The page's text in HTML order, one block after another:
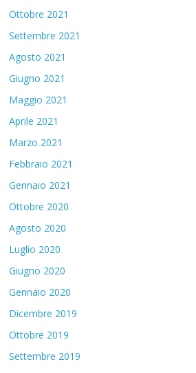
Ottobre 2021
Settembre 2021
Agosto 2021
Giugno 2021
Maggio 2021
Aprile 2021
Marzo 2021
Febbraio 2021
Gennaio 2021
Ottobre 2020
Agosto 2020
Luglio 2020
Giugno 2020
Gennaio 2020
Dicembre 2019
Ottobre 2019
Settembre 2019